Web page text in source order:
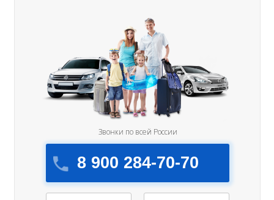
8 900 284-70-70
Звонки по всей России